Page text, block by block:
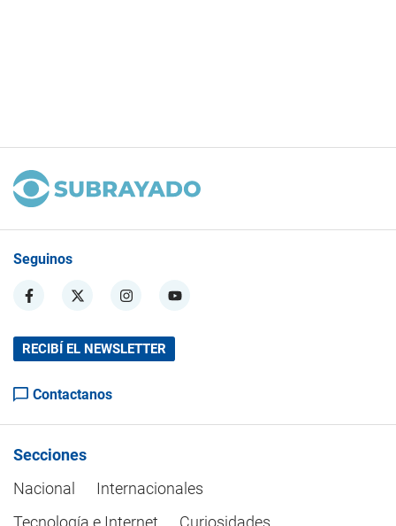
Seguinos
RECIBÍ EL NEWSLETTER
Contactanos
Secciones
Nacional
Internacionales
Tecnología e Internet
Curiosidades